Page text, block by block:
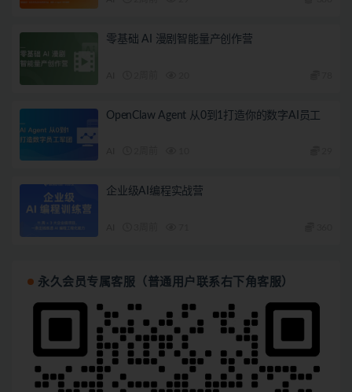
零基础 AI 漫剧智能量产创作营
OpenClaw Agent 从0到1打造你的数字AI员工
企业级AI编程实战营
永久会员专属客服（普通用户联系右下角客服）